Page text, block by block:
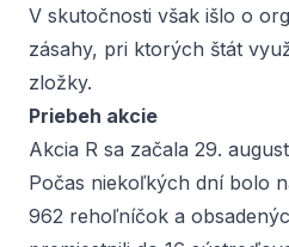
V skutočnosti však išlo o
zásahy, pri ktorých štát
zložky.
Priebeh akcie
Akcia R sa začala 29.
Počas niekoľkých dní bolo
962 rehoľníčok a